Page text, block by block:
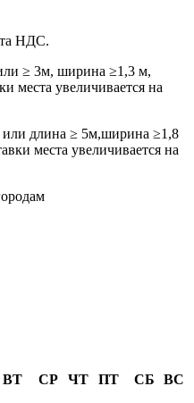
НДС.
≥ 3м, ширина ≥1,3 м,
места увеличивается на
или длина ≥ 5м,ширина ≥1,8
места увеличивается на
ВТ СР ЧТ ПТ СБ ВС